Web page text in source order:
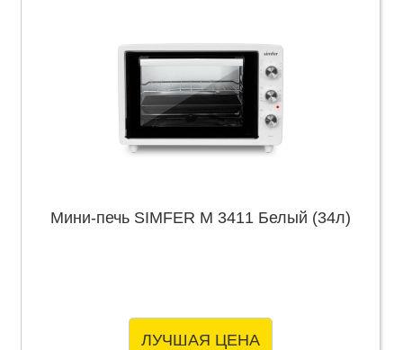
Мини-печь SIMFER M 3411 Белый (34л)
ЛУЧШАЯ ЦЕНА